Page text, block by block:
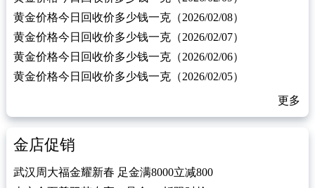
黄金价格今日回收价多少钱一克（2026/02/08）
黄金价格今日回收价多少钱一克（2026/02/07）
黄金价格今日回收价多少钱一克（2026/02/06）
黄金价格今日回收价多少钱一克（2026/02/05）
更多
金店促销
武汉周大福金耀新春 足金满8000立减800